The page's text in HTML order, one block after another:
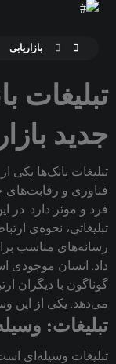
بازاریابی
تبلیغات
جدید بازار
تبلیغات بانک‌ها یکی
فناوری و رقابت‌های
فرد و موثر دارد. در
تبلیغاتی، نحوه‌ی
رسانه‌های مناسب
داد. انسان موجودی
گوناگون با دیگران
‌می‌دهد‌. یکی از این
تبلیغات:
تبلیغات وسیله‌ای است